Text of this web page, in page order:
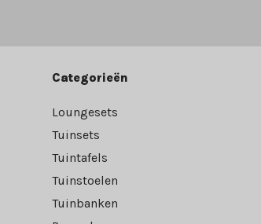
Categorieën
Loungesets
Tuinsets
Tuintafels
Tuinstoelen
Tuinbanken